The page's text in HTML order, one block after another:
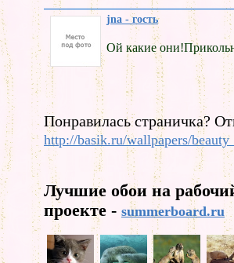
jna - гость
Ой какие
Понравилась страничка?
http://basik.ru/wallpapers/
Лучшие обои на
проекте - summerboard.ru